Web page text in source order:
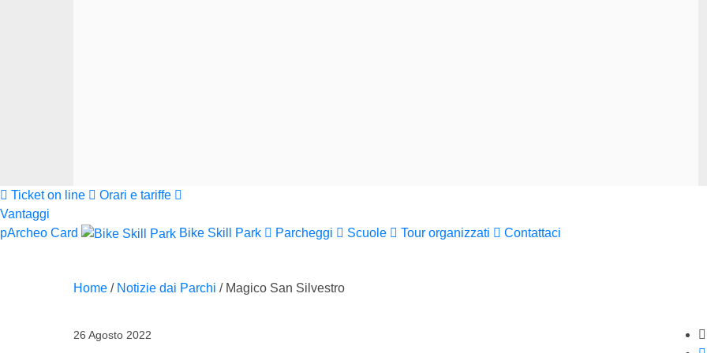
Ticket on line
Orari e tariffe
Vantaggi
pArcheo Card
Bike Skill Park Parcheggi Scuole Tour organizzati Contattaci
Home / Notizie dai Parchi / Magico San Silvestro
26 Agosto 2022